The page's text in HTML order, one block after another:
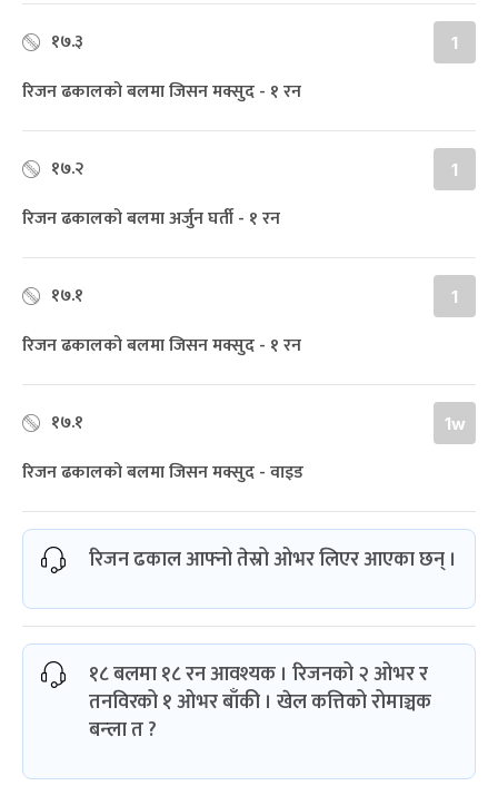
१७.३ 1
रिजन ढकालको बलमा जिसन मक्सुद - १ रन
१७.२ 1
रिजन ढकालको बलमा अर्जुन घर्ती - १ रन
१७.१ 1
रिजन ढकालको बलमा जिसन मक्सुद - १ रन
१७.१ 1w
रिजन ढकालको बलमा जिसन मक्सुद - वाइड
रिजन ढकाल आफ्नो तेस्रो ओभर लिएर आएका छन् ।
१८ बलमा १८ रन आवश्यक । रिजनको २ ओभर र
तनविरको १ ‌ओभर बाँकी । खेल कत्तिको रोमाञ्चक
बन्ला त ?